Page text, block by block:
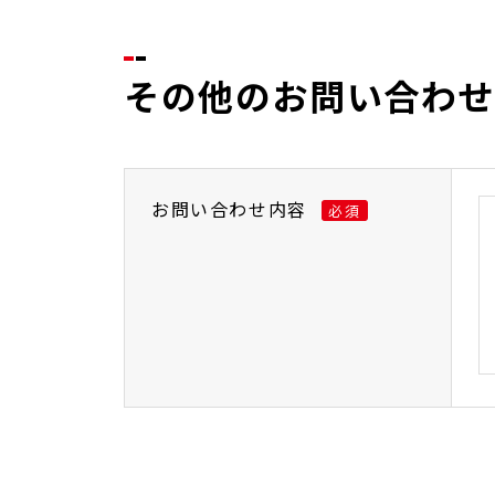
その他のお問い合わ
お問い合わせ内容 必須